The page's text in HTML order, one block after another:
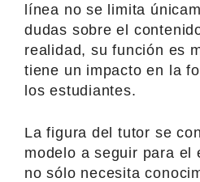
línea no se limita
dudas sobre el
realidad, su función es
tiene un impacto en la
los estudiantes.
La figura del tutor se
modelo a seguir para el
no sólo necesita